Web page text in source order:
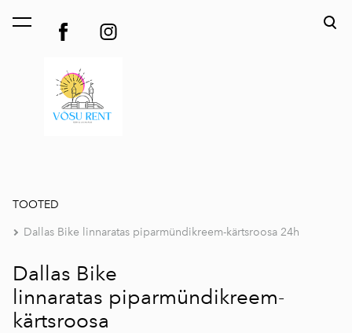
lisati ostukorvi.
TOOTED
Dallas Bike linnaratas piparmündikreem-kärtsroosa 24h
Dallas Bike
linnaratas piparmündikreem-
kärtsroosa